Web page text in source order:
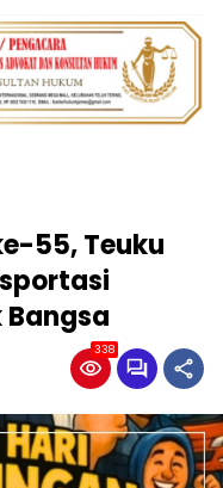
55, Teuku
338